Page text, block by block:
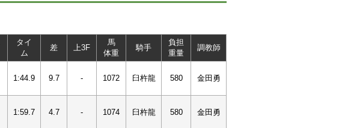
タイ
ム
差 上3F
馬
体重
騎手
負担
重量
調教師
1:44.9 9.7 - 1072 臼杵龍 580 金田勇
1:59.7 4.7 - 1074 臼杵龍 580 金田勇